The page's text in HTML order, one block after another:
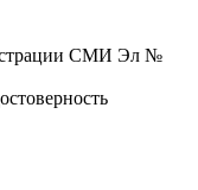
СМИ Эл №